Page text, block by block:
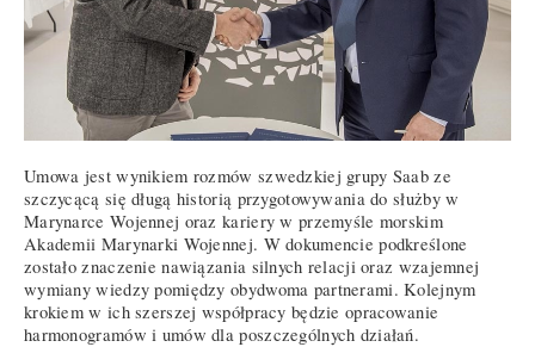
Umowa jest wynikiem rozmów szwedzkiej grupy Saab ze
szczycącą się długą historią przygotowywania do służby w
Marynarce Wojennej oraz kariery w przemyśle morskim
Akademii Marynarki Wojennej. W dokumencie podkreślone
zostało znaczenie nawiązania silnych relacji oraz wzajemnej
wymiany wiedzy pomiędzy obydwoma partnerami. Kolejnym
krokiem w ich szerszej współpracy będzie opracowanie
harmonogramów i umów dla poszczególnych działań.